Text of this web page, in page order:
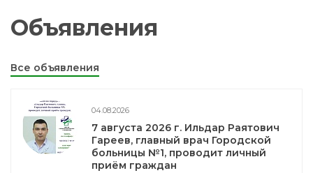
Объявления
Все объявления
04.08.2026
7 августа 2026 г. Ильдар Раятович
Гареев, главный врач Городской
больницы №1, проводит личный
приём граждан